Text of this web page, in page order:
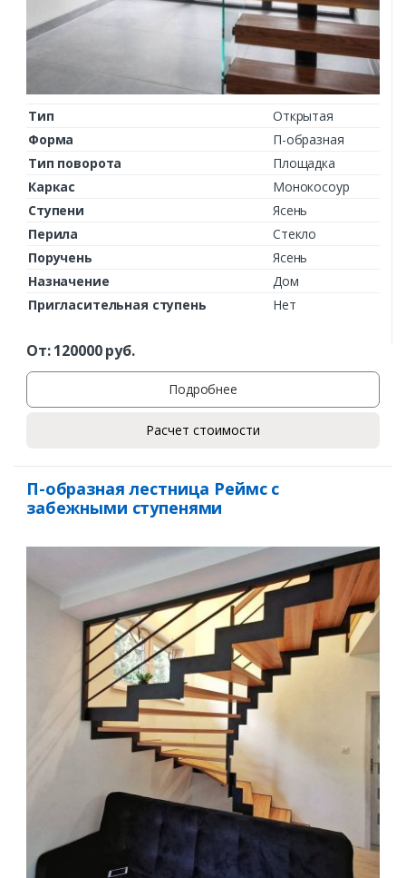
Тип
Открытая
Форма
П-образная
Тип поворота
Площадка
Каркас
Монокосоур
Ступени
Ясень
Перила
Стекло
Поручень
Ясень
Назначение
Дом
Пригласительная ступень
Нет
От:120000руб.
Подробнее
Расчет стоимости
П-образная лестница Реймс с
забежными ступенями